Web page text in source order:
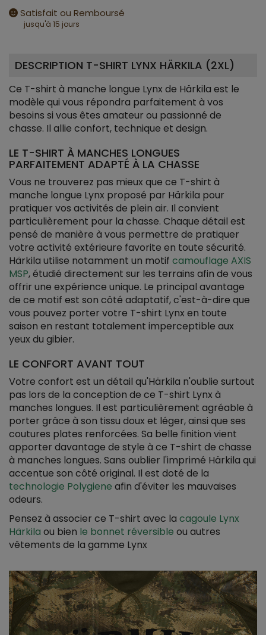
Satisfait ou Remboursé
jusqu'à 15 jours
DESCRIPTION T-SHIRT LYNX HÄRKILA (2XL)
Ce T-shirt à manche longue Lynx de Härkila est le
modèle qui vous répondra parfaitement à vos
besoins si vous êtes amateur ou passionné de
chasse. Il allie confort, technique et design.
LE T-SHIRT À MANCHES LONGUES
PARFAITEMENT ADAPTÉ À LA CHASSE
Vous ne trouverez pas mieux que ce T-shirt à
manche longue Lynx proposé par Härkila pour
pratiquer vos activités de plein air. Il convient
particulièrement pour la chasse. Chaque détail est
pensé de manière à vous permettre de pratiquer
votre activité extérieure favorite en toute sécurité.
Härkila utilise notamment un motif camouflage AXIS
MSP, étudié directement sur les terrains afin de vous
offrir une expérience unique. Le principal avantage
de ce motif est son côté adaptatif, c'est-à-dire que
vous pouvez porter votre T-shirt Lynx en toute
saison en restant totalement imperceptible aux
yeux du gibier.
LE CONFORT AVANT TOUT
Votre confort est un détail qu'Härkila n'oublie surtout
pas lors de la conception de ce T-shirt Lynx à
manches longues. Il est particulièrement agréable à
porter grâce à son tissu doux et léger, ainsi que ses
coutures plates renforcées. Sa belle finition vient
apporter davantage de style à ce T-shirt de chasse
à manches longues. Sans oublier l'imprimé Härkila qui
accentue son côté original. Il est doté de la
technologie Polygiene afin d'éviter les mauvaises
odeurs.
Pensez à associer ce T-shirt avec la cagoule Lynx
Härkila ou bien le bonnet réversible ou autres
vêtements de la gamme Lynx